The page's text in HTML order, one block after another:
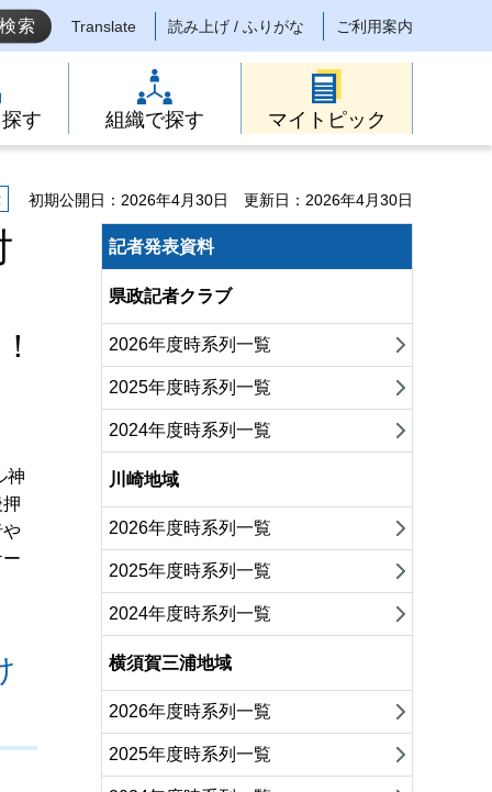
Translate 読み上げ / ふりがな ご利用案内
す 組織で探す マイトピック
初期公開日：2026年4月30日 更新日：2026年4月30日
神
や
記者発表資料
県政記者クラブ
2026年度時系列一覧
2025年度時系列一覧
2024年度時系列一覧
川崎地域
2026年度時系列一覧
2025年度時系列一覧
2024年度時系列一覧
横須賀三浦地域
2026年度時系列一覧
2025年度時系列一覧